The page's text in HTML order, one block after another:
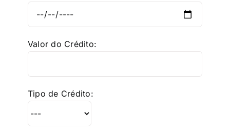
Valor do Crédito:
Tipo de Crédito: